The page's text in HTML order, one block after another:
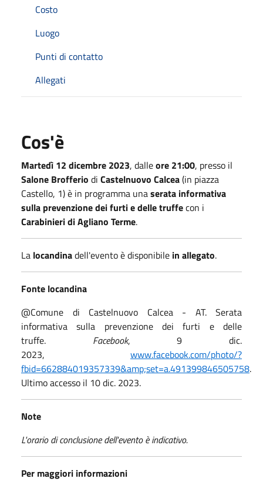
Costo
Luogo
Punti di contatto
Allegati
Cos'è
Martedì 12 dicembre 2023, dalleore 21:00, presso il
Salone Brofferio di Castelnuovo Calcea(in piazza
Castello, 1) è in programma unaserata informativa
sulla prevenzione dei furti e delle truffecon i
Carabinieri di Agliano Terme.
La locandinadell'evento è disponibile in allegato.
Fonte locandina
@Comune di Castelnuovo Calcea - AT. Serata
informativa sulla prevenzione dei furti e delle
truffe. Facebook, 9 dic.
2023, www.facebook.com/photo/?
fbid=662884019357339&amp;set=a.491399846505758.
Ultimo accesso il 10 dic. 2023.
Note
L'orario di conclusione dell'evento è indicativo.
Per maggiori informazioni